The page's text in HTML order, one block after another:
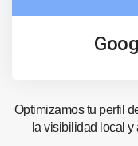
Optimizamos tu perfil
la visibilidad local y